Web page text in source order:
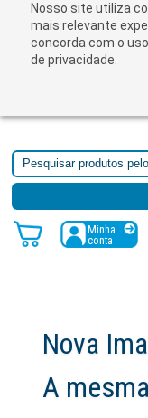
Nosso site utiliza
mais relevante
concorda com o
de privacidade.
Minha
conta